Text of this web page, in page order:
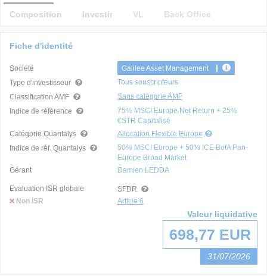
Composition Investir VL Back Office
Fiche d'identité
Société
Galilee Asset Management
Type d'investisseur
Tous souscripteurs
Classification AMF
Sans catégorie AMF
Indice de référence
75% MSCI Europe Net Return + 25%
€STR Capitalisé
Catégorie Quantalys
Allocation Flexible Europe
Indice de réf. Quantalys
50% MSCI Europe + 50% ICE BofA Pan-
Europe Broad Market
Gérant
Damien LEDDA
Evaluation ISR globale
Non ISR
SFDR
Article 6
Valeur liquidative
698,77 EUR
31/07/2026